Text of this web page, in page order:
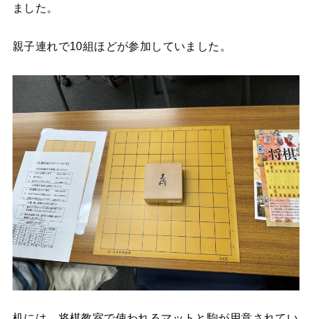
ました。
親子連れで10組ほどが参加していました。